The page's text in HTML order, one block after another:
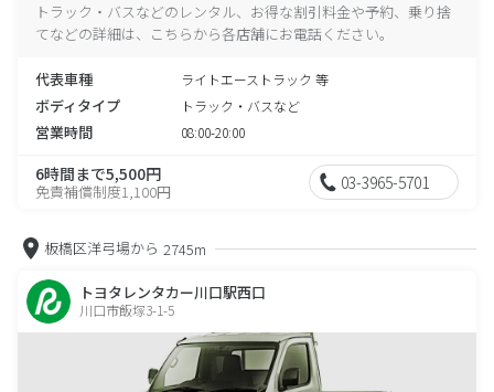
トラック・バスなどのレンタル、お得な割引料金や予約、乗り捨
てなどの詳細は、こちらから各店舗にお電話ください。
代表車種 ライトエーストラック 等
ボディタイプ トラック・バスなど
営業時間 08:00-20:00
6時間まで5,500円
免責補償制度1,100円 03-3965-5701
板橋区洋弓場から 2745m
トヨタレンタカー川口駅西口
川口市飯塚3-1-5